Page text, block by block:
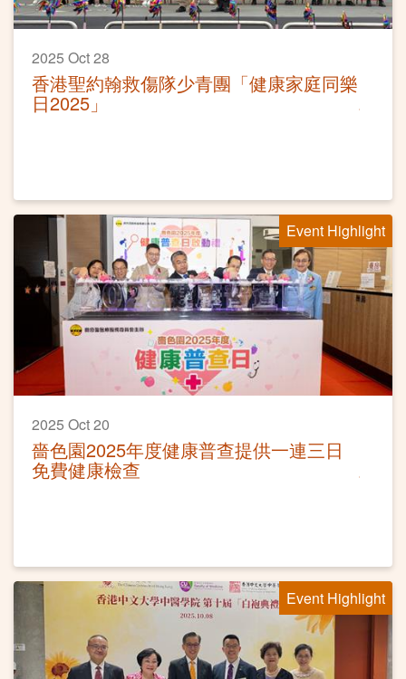
2025 Oct 28
香港聖約翰救傷隊少青團「健康家庭同樂
日2025」
Event Highlight
2025 Oct 20
嗇色園2025年度健康普查提供一連三日
免費健康檢查
Event Highlight